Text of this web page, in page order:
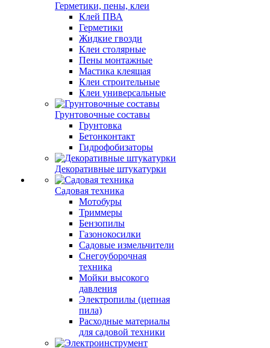
Герметики, пены, клеи
Клей ПВА
Герметики
Жидкие гвозди
Клеи столярные
Пены монтажные
Мастика клеящая
Клеи строительные
Клеи универсальные
Грунтовочные составы
Грунтовка
Бетонконтакт
Гидрофобизаторы
Декоративные штукатурки
Садовая техника
Мотобуры
Триммеры
Бензопилы
Газонокосилки
Садовые измельчители
Снегоуборочная
техника
Мойки высокого
давления
Электропилы (цепная
пила)
Расходные материалы
для садовой техники